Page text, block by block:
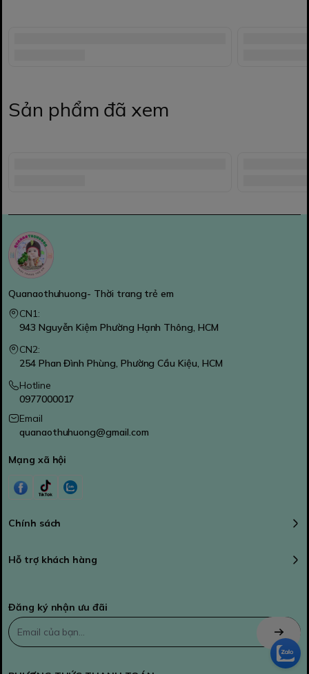
Sản phẩm đã xem
Quanaothuhuong- Thời trang trẻ em
CN1:
943 Nguyễn Kiệm Phường Hạnh Thông, HCM
CN2:
254 Phan Đình Phùng, Phường Cầu Kiệu, HCM
Hotline
0977000017
Email
quanaothuhuong@gmail.com
Mạng xã hội
Chính sách
Hỗ trợ khách hàng
Đăng ký nhận ưu đãi